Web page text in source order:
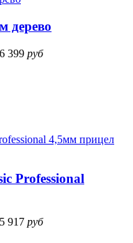
дерево
399 руб
Professional
917 руб